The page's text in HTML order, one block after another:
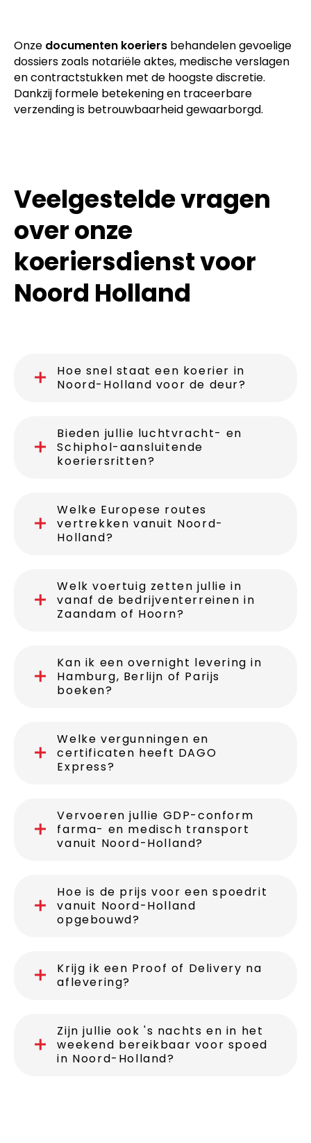
Onze documenten koeriers behandelen gevoelige
dossiers zoals notariële aktes, medische verslagen
en contractstukken met de hoogste discretie.
Dankzij formele betekening en traceerbare
verzending is betrouwbaarheid gewaarborgd.
Veelgestelde vragen
over onze
koeriersdienst voor
Noord Holland
Hoe snel staat een koerier in
Noord-Holland voor de deur?
Bieden jullie luchtvracht- en
Schiphol-aansluitende
koeriersritten?
Welke Europese routes
vertrekken vanuit Noord-
Holland?
Welk voertuig zetten jullie in
vanaf de bedrijventerreinen in
Zaandam of Hoorn?
Kan ik een overnight levering in
Hamburg, Berlijn of Parijs
boeken?
Welke vergunningen en
certificaten heeft DAGO
Express?
Vervoeren jullie GDP-conform
farma- en medisch transport
vanuit Noord-Holland?
Hoe is de prijs voor een spoedrit
vanuit Noord-Holland
opgebouwd?
Krijg ik een Proof of Delivery na
aflevering?
Zijn jullie ook 's nachts en in het
weekend bereikbaar voor spoed
in Noord-Holland?